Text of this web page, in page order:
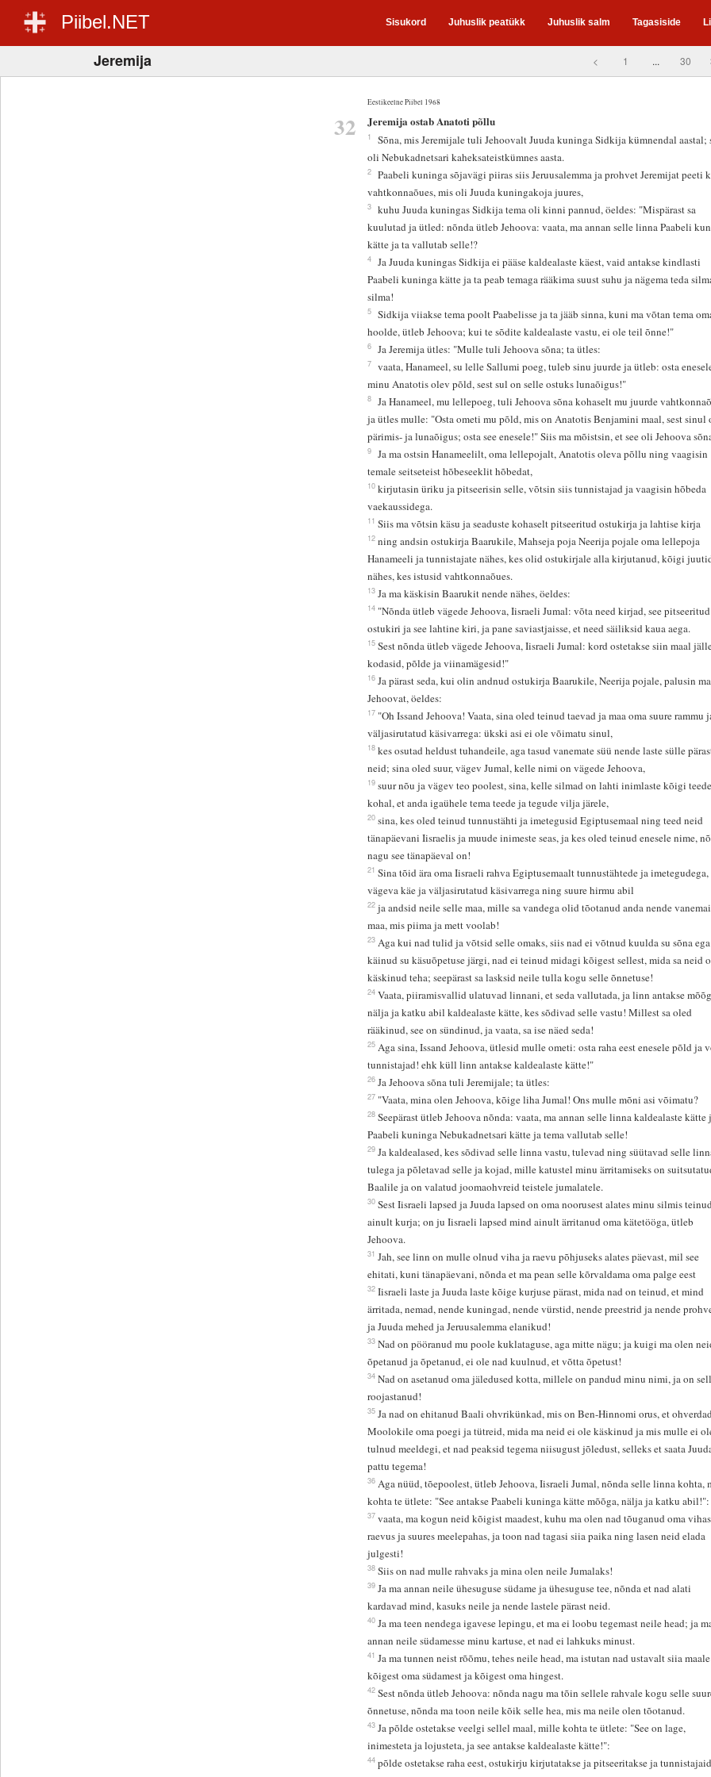
Piibel.NET Sisukord Juhuslik peatükk Juhuslik salm Tagasiside
Jeremija < 1 ... 30
Eestikeelne Piibel 1968
32 Jeremija ostab Anatoti põllu
1
Sõna, mis Jeremijale tuli Jehoovalt Juuda kuninga Sidkija kümnendal aastal;
oli Nebukadnetsari kaheksateistkümnes aasta.
2
Paabeli kuninga sõjavägi piiras siis Jeruusalemma ja prohvet Jeremijat peeti
vahtkonnaõues, mis oli Juuda kuningakoja juures,
3
kuhu Juuda kuningas Sidkija tema oli kinni pannud, öeldes: "Mispärast sa
kuulutad ja ütled: nõnda ütleb Jehoova: vaata, ma annan selle linna Paabeli
kätte ja ta vallutab selle!?
4
Ja Juuda kuningas Sidkija ei pääse kaldealaste käest, vaid antakse kindlasti
Paabeli kuninga kätte ja ta peab temaga rääkima suust suhu ja nägema teda
silma!
5
Sidkija viiakse tema poolt Paabelisse ja ta jääb sinna, kuni ma võtan tema
hoolde, ütleb Jehoova; kui te sõdite kaldealaste vastu, ei ole teil õnne!"
6 Ja Jeremija ütles: "Mulle tuli Jehoova sõna; ta ütles:
7
vaata, Hanameel, su lelle Sallumi poeg, tuleb sinu juurde ja ütleb: osta
minu Anatotis olev põld, sest sul on selle ostuks lunaõigus!"
8
Ja Hanameel, mu lellepoeg, tuli Jehoova sõna kohaselt mu juurde
ja ütles mulle: "Osta ometi mu põld, mis on Anatotis Benjamini maal, sest sinul
pärimis- ja lunaõigus; osta see enesele!" Siis ma mõistsin, et see oli Jehoova
9
Ja ma ostsin Hanameelilt, oma lellepojalt, Anatotis oleva põllu ning vaagisin
temale seitseteist hõbeseeklit hõbedat,
10 kirjutasin üriku ja pitseerisin selle, võtsin siis tunnistajad ja vaagisin hõbeda
vaekaussidega.
11 Siis ma võtsin käsu ja seaduste kohaselt pitseeritud ostukirja ja lahtise kirja
12 ning andsin ostukirja Baarukile, Mahseja poja Neerija pojale oma lellepoja
Hanameeli ja tunnistajate nähes, kes olid ostukirjale alla kirjutanud, kõigi
nähes, kes istusid vahtkonnaõues.
13 Ja ma käskisin Baarukit nende nähes, öeldes:
14 "Nõnda ütleb vägede Jehoova, Iisraeli Jumal: võta need kirjad, see pitseeritud
ostukiri ja see lahtine kiri, ja pane saviastjaisse, et need säiliksid kaua aega.
15 Sest nõnda ütleb vägede Jehoova, Iisraeli Jumal: kord ostetakse siin maal
kodasid, põlde ja viinamägesid!"
16 Ja pärast seda, kui olin andnud ostukirja Baarukile, Neerija pojale, palusin ma
Jehoovat, öeldes:
17 "Oh Issand Jehoova! Vaata, sina oled teinud taevad ja maa oma suure rammu
väljasirutatud käsivarrega: ükski asi ei ole võimatu sinul,
18 kes osutad heldust tuhandeile, aga tasud vanemate süü nende laste sülle
neid; sina oled suur, vägev Jumal, kelle nimi on vägede Jehoova,
19 suur nõu ja vägev teo poolest, sina, kelle silmad on lahti inimlaste kõigi teede
kohal, et anda igaühele tema teede ja tegude vilja järele,
20 sina, kes oled teinud tunnustähti ja imetegusid Egiptusemaal ning teed neid
tänapäevani Iisraelis ja muude inimeste seas, ja kes oled teinud enesele nime,
nagu see tänapäeval on!
21 Sina tõid ära oma Iisraeli rahva Egiptusemaalt tunnustähtede ja imetegudega,
vägeva käe ja väljasirutatud käsivarrega ning suure hirmu abil
22 ja andsid neile selle maa, mille sa vandega olid tõotanud anda nende
maa, mis piima ja mett voolab!
23 Aga kui nad tulid ja võtsid selle omaks, siis nad ei võtnud kuulda su sõna ega
käinud su käsuõpetuse järgi, nad ei teinud midagi kõigest sellest, mida sa neid
käskinud teha; seepärast sa lasksid neile tulla kogu selle õnnetuse!
24 Vaata, piiramisvallid ulatuvad linnani, et seda vallutada, ja linn antakse
nälja ja katku abil kaldealaste kätte, kes sõdivad selle vastu! Millest sa oled
rääkinud, see on sündinud, ja vaata, sa ise näed seda!
25 Aga sina, Issand Jehoova, ütlesid mulle ometi: osta raha eest enesele põld ja
tunnistajad! ehk küll linn antakse kaldealaste kätte!"
26 Ja Jehoova sõna tuli Jeremijale; ta ütles:
27 "Vaata, mina olen Jehoova, kõige liha Jumal! Ons mulle mõni asi võimatu?
28 Seepärast ütleb Jehoova nõnda: vaata, ma annan selle linna kaldealaste kätte
Paabeli kuninga Nebukadnetsari kätte ja tema vallutab selle!
29 Ja kaldealased, kes sõdivad selle linna vastu, tulevad ning süütavad selle
tulega ja põletavad selle ja kojad, mille katustel minu ärritamiseks on
Baalile ja on valatud joomaohvreid teistele jumalatele.
30 Sest Iisraeli lapsed ja Juuda lapsed on oma noorusest alates minu silmis
ainult kurja; on ju Iisraeli lapsed mind ainult ärritanud oma kätetööga, ütleb
Jehoova.
31 Jah, see linn on mulle olnud viha ja raevu põhjuseks alates päevast, mil see
ehitati, kuni tänapäevani, nõnda et ma pean selle kõrvaldama oma palge eest
32 Iisraeli laste ja Juuda laste kõige kurjuse pärast, mida nad on teinud, et mind
ärritada, nemad, nende kuningad, nende vürstid, nende preestrid ja nende
ja Juuda mehed ja Jeruusalemma elanikud!
33 Nad on pööranud mu poole kuklataguse, aga mitte nägu; ja kuigi ma olen
õpetanud ja õpetanud, ei ole nad kuulnud, et võtta õpetust!
34 Nad on asetanud oma jäledused kotta, millele on pandud minu nimi, ja on
roojastanud!
35 Ja nad on ehitanud Baali ohvrikünkad, mis on Ben-Hinnomi orus, et
Moolokile oma poegi ja tütreid, mida ma neid ei ole käskinud ja mis mulle ei
tulnud meeldegi, et nad peaksid tegema niisugust jõledust, selleks et saata
pattu tegema!
36 Aga nüüd, tõepoolest, ütleb Jehoova, Iisraeli Jumal, nõnda selle linna kohta,
kohta te ütlete: "See antakse Paabeli kuninga kätte mõõga, nälja ja katku abil!":
37 vaata, ma kogun neid kõigist maadest, kuhu ma olen nad tõuganud oma
raevus ja suures meelepahas, ja toon nad tagasi siia paika ning lasen neid elada
julgesti!
38 Siis on nad mulle rahvaks ja mina olen neile Jumalaks!
39 Ja ma annan neile ühesuguse südame ja ühesuguse tee, nõnda et nad alati
kardavad mind, kasuks neile ja nende lastele pärast neid.
40 Ja ma teen nendega igavese lepingu, et ma ei loobu tegemast neile head; ja
annan neile südamesse minu kartuse, et nad ei lahkuks minust.
41 Ja ma tunnen neist rõõmu, tehes neile head, ma istutan nad ustavalt siia maale
kõigest oma südamest ja kõigest oma hingest.
42 Sest nõnda ütleb Jehoova: nõnda nagu ma tõin sellele rahvale kogu selle
õnnetuse, nõnda ma toon neile kõik selle hea, mis ma neile olen tõotanud.
43 Ja põlde ostetakse veelgi sellel maal, mille kohta te ütlete: "See on lage,
inimesteta ja lojusteta, ja see antakse kaldealaste kätte!":
44 põlde ostetakse raha eest, ostukirju kirjutatakse ja pitseeritakse ja tunnistajaid